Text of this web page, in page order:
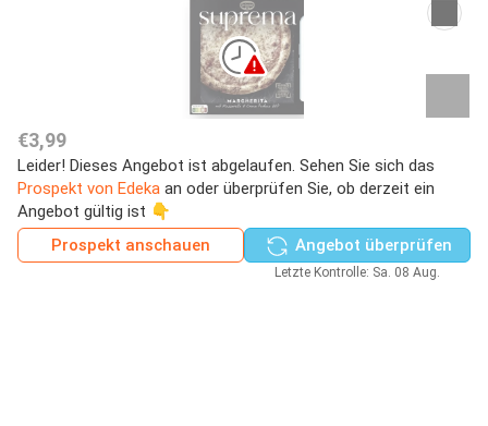
€3,99
Leider! Dieses Angebot ist abgelaufen. Sehen Sie sich das
Prospekt von Edeka an oder überprüfen Sie, ob derzeit ein
Angebot gültig ist 👇
Prospekt anschauen
Angebot überprüfen
Letzte Kontrolle: Sa. 08 Aug.